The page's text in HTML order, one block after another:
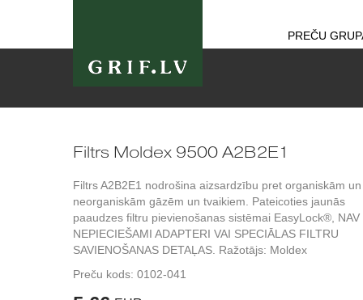
PREČU
Filtrs Moldex 9500 A2B2E1
Filtrs A2B2E1 nodrošina aizsardzību pret organiskām un
neorganiskām gāzēm un tvaikiem. Pateicoties jaunās
paaudzes filtru pievienošanas sistēmai EasyLock®, NAV
NEPIECIEŠAMI ADAPTERI VAI SPECIĀLAS FILTRU
SAVIENOŠANAS DETAĻAS. Ražotājs: Moldex
Preču kods: 0102-041